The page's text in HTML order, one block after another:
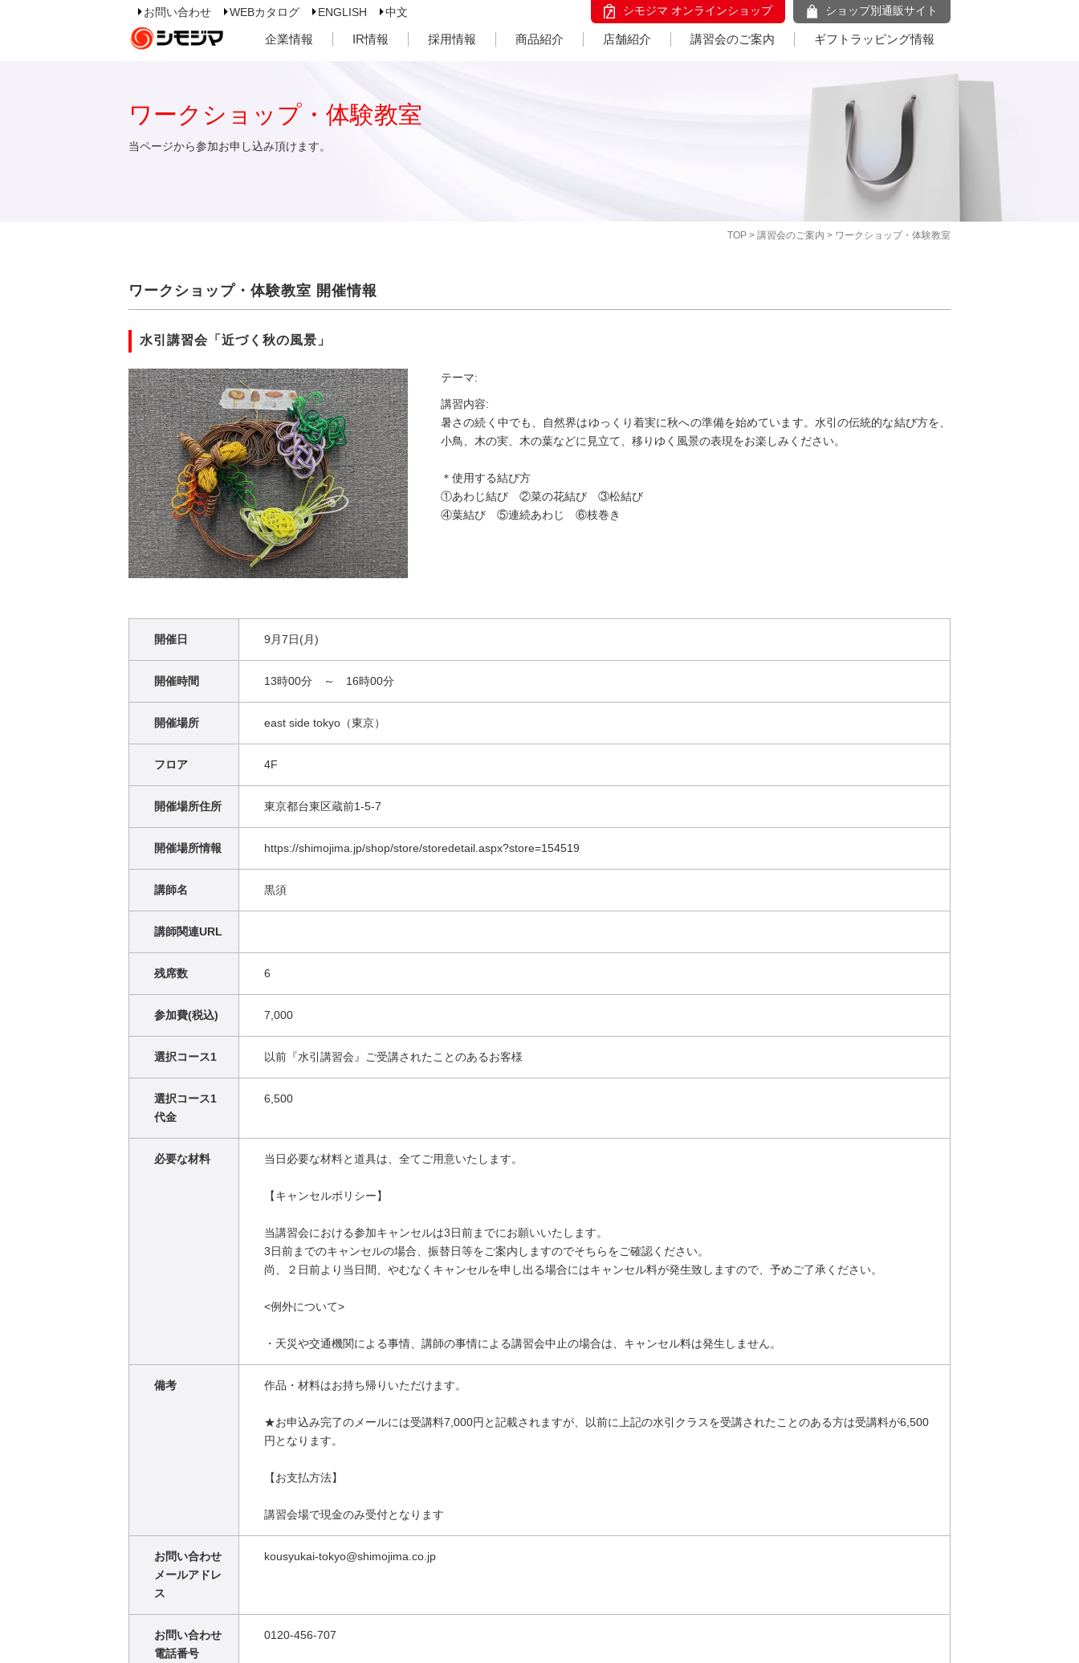
お問い合わせ WEBカタログ ENGLISH 中文 シモジマ オンラインショップ ショップ別通販サイト
企業情報 IR情報 採用情報 商品紹介 店舗紹介 講習会のご案内 ギフトラッピング情報
TOP > 講習会のご案内 > ワークショップ・体験教室
ワークショップ・体験教室
当ページから参加お申し込み頂けます。
ワークショップ・体験教室 開催情報
水引講習会「近づく秋の風景」
テーマ:
講習内容:
暑さの続く中でも、自然界はゆっくり着実に秋への準備を始めています。水引の伝統的な結び方を、
小鳥、木の実、木の葉などに見立て、移りゆく風景の表現をお楽しみください。
＊使用する結び方
①あわじ結び ②菜の花結び ③松結び
④葉結び ⑤連続あわじ ⑥枝巻き
開催日 9月7日(月)
開催時間 13時00分 ～ 16時00分
開催場所 east side tokyo（東京）
フロア 4F
開催場所住所 東京都台東区蔵前1-5-7
開催場所情報 https://shimojima.jp/shop/store/storedetail.aspx?store=154519
講師名 黒須
講師関連URL
残席数 6
参加費(税込) 7,000
選択コース1 以前『水引講習会』ご受講されたことのあるお客様
選択コース1
代金
6,500
必要な材料 当日必要な材料と道具は、全てご用意いたします。
【キャンセルポリシー】
当講習会における参加キャンセルは3日前までにお願いいたします。
3日前までのキャンセルの場合、振替日等をご案内しますのでそちらをご確認ください。
尚、２日前より当日間、やむなくキャンセルを申し出る場合にはキャンセル料が発生致しますので、予めご了承ください。
<例外について>
・天災や交通機関による事情、講師の事情による講習会中止の場合は、キャンセル料は発生しません。
備考 作品・材料はお持ち帰りいただけます。
★お申込み完了のメールには受講料7,000円と記載されますが、以前に上記の水引クラスを受講されたことのある方は受講料が6,500
円となります。
【お支払方法】
講習会場で現金のみ受付となります
お問い合わせ
メールアドレ
ス
kousyukai-tokyo@shimojima.co.jp
お問い合わせ
電話番号
0120-456-707